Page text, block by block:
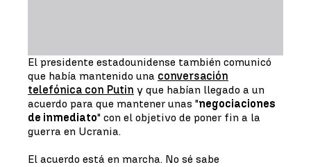
El presidente estadounidense también comunicó
que había mantenido una conversación
telefónica con Putin y que habían llegado a un
acuerdo para que mantener unas "negociaciones
de inmediato" con el objetivo de poner fin a la
guerra en Ucrania.
El acuerdo está en marcha. No sé sabe